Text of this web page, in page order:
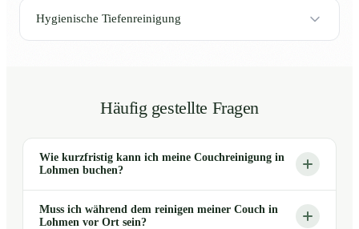
Hygienische Tiefenreinigung
Häufig gestellte Fragen
Wie kurzfristig kann ich meine Couchreinigung in
Lohmen buchen?
Muss ich während dem reinigen meiner Couch in
Lohmen vor Ort sein?